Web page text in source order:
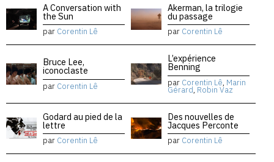
A Conversation with
the Sun
par Corentin Lê
Akerman, la trilogie
du passage
par Corentin Lê
Bruce Lee,
iconoclaste
par Corentin Lê
L’expérience
Benning
par Corentin Lê, Marin
Gérard, Robin Vaz
Godard au pied de la
lettre
par Corentin Lê
Des nouvelles de
Jacques Perconte
par Corentin Lê